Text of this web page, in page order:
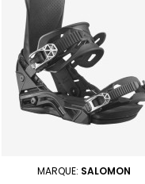
MARQUE: SALOMON